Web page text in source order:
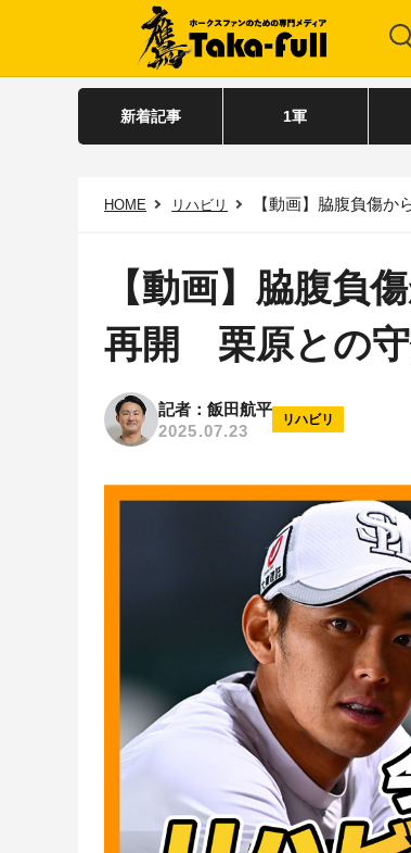
新着記事 1軍
HOME リハビリ 【動画】脇腹負傷
【動画】脇腹負
再開 栗原との守
記者：飯田航平
2025.07.23
リハビリ